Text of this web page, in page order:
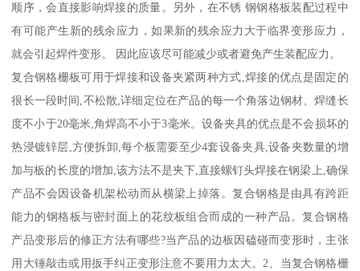
顺序，会直接影响焊接的质量。另外，在不锈 钢钢格板装配过程中
有可能产生新的残余应力，如果新的残余应力大于临界变形应力，
就会引起焊件变形。 因此应该尽可能减少或者避免产生装配应力。
复合钢格栅板可用于焊接和设备夹紧两种方式,焊接的优点是固定的
很长一段时间,不松散,详细定位在产品的每一个角落边钢材、焊缝长
度不小于20毫米,角焊高不小于3毫米。设备夹具的优点是不会损坏的
热浸镀锌层,方便拆卸,每个板需要至少4套设备夹具,设备夹数量的增
加与板的长度的增加,该方法不是夹下,直接螺钉头焊接在钢梁上,确保
产品不会因设备机架松动而从横梁上掉落。复合钢格是由具有跨距
能力的钢格板与密封面上的花纹板组合而成的一种产品。复合钢格
产品变形后的修正方法有哪些?当产品的边板因磕碰而变形时，主张
用大锤敲击或用扳手纠正变形注意不要用力太大。2、当复合钢格栅